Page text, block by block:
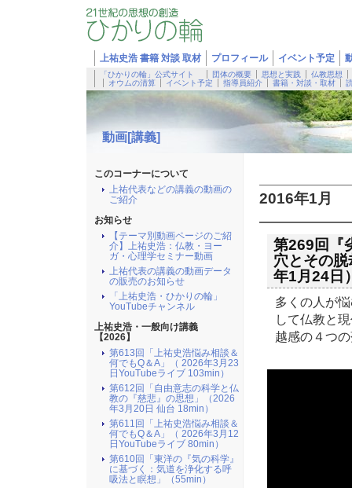
上祐史浩 書籍 対談 取材 プロフィール イベント予定
「ひかりの輪」公式サイト 団体の概要 思想と実践
仏教思想
オウムの清算
イベント予定 指導員紹介 書籍・対談・取材
動画[講義]
2016年1月
第269回『
穴とその
年1月24日
多くの人が
して仏教と
越感の４つ
このコーナーについて
上祐代表などの講義の動画の
ご紹介
お知らせ
【テーマ別動画ページのご紹
介】上祐史浩：仏教・ヨー
ガ・心理学セミナー動画
上祐代表の講義の動画データ
の販売のお知らせ
「上祐史浩・ひかりの輪」
YouTubeチャンネル
上祐史浩・一般向け講義
【2026】
第613回「上祐史浩悩み相談＆
何でもQ＆A」（ 2026年3月23
日YouTubeライブ 103min）
第612回「自由意志の科学と仏
教の『慈悲』の思想」（2026
年3月20日 仙台 18min）
第611回「上祐史浩悩み相談＆
何でもQ＆A」（ 2026年3月12
日YouTubeライブ 80min）
第610回「東洋の『気の科学』
に基づく：気道を浄化する呼
吸法と瞑想」（55min）